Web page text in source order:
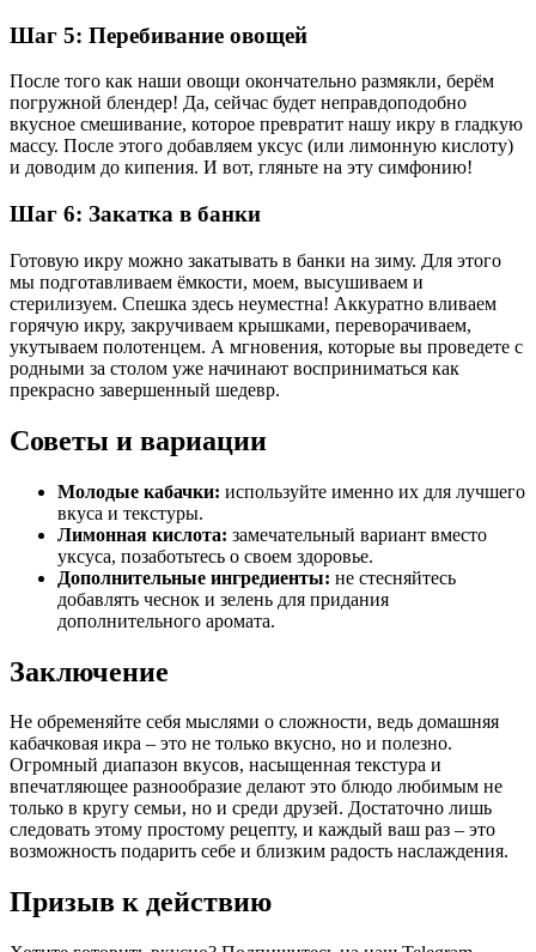
Шаг 5: Перебивание овощей
После того как наши овощи окончательно размякли, берём
погружной блендер! Да, сейчас будет неправдоподобно
вкусное смешивание, которое превратит нашу икру в гладкую
массу. После этого добавляем уксус (или лимонную кислоту)
и доводим до кипения. И вот, гляньте на эту симфонию!
Шаг 6: Закатка в банки
Готовую икру можно закатывать в банки на зиму. Для этого
мы подготавливаем ёмкости, моем, высушиваем и
стерилизуем. Спешка здесь неуместна! Аккуратно вливаем
горячую икру, закручиваем крышками, переворачиваем,
укутываем полотенцем. А мгновения, которые вы проведете с
родными за столом уже начинают восприниматься как
прекрасно завершенный шедевр.
Советы и вариации
Молодые кабачки: используйте именно их для лучшего
вкуса и текстуры.
Лимонная кислота: замечательный вариант вместо
уксуса, позаботьтесь о своем здоровье.
Дополнительные ингредиенты: не стесняйтесь
добавлять чеснок и зелень для придания
дополнительного аромата.
Заключение
Не обременяйте себя мыслями о сложности, ведь домашняя
кабачковая икра – это не только вкусно, но и полезно.
Огромный диапазон вкусов, насыщенная текстура и
впечатляющее разнообразие делают это блюдо любимым не
только в кругу семьи, но и среди друзей. Достаточно лишь
следовать этому простому рецепту, и каждый ваш раз – это
возможность подарить себе и близким радость наслаждения.
Призыв к действию